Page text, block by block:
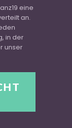
eine
an.
in der
unser